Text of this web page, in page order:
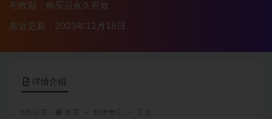
有效期：购买后永久有效
最近更新：2023年12月18日
详情介绍